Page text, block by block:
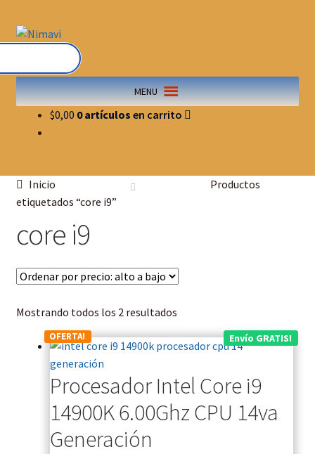
MENU
$0,00 0 artículos
Inicio
Productos
etiquetados “core i9”
core i9
Mostrando todos los 2 resultados
OFERTA! Envío GRATIS!
Procesador Intel Core i9
14900K 6.00Ghz CPU 14va
Generación